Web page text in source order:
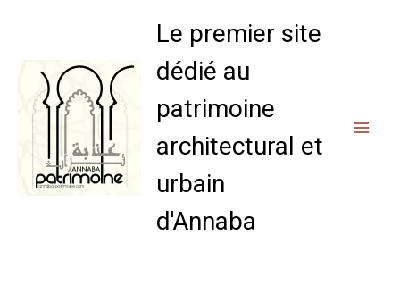
contenu
Le premier site
dédié au
patrimoine
architectural et
urbain
d'Annaba